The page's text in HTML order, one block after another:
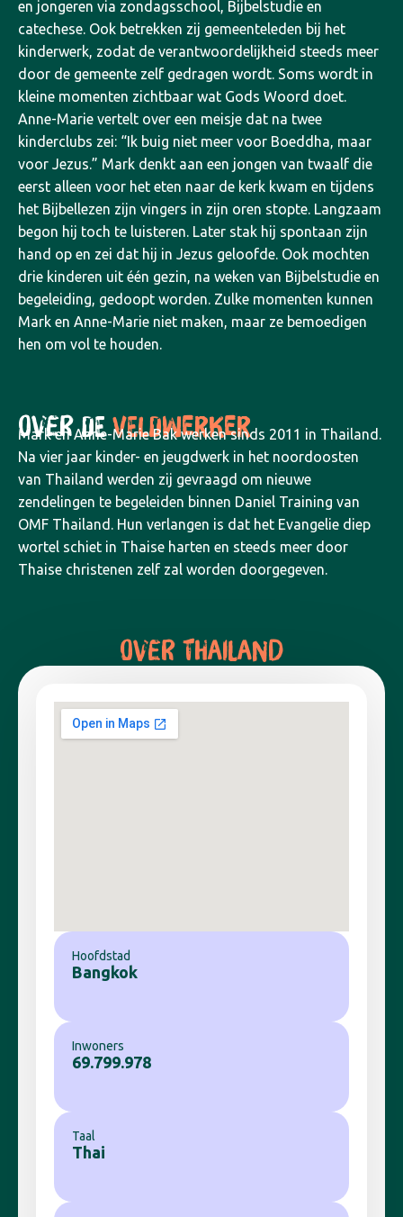
en jongeren via zondagsschool, Bijbelstudie en
catechese. Ook betrekken zij gemeenteleden bij het
kinderwerk, zodat de verantwoordelijkheid steeds meer
door de gemeente zelf gedragen wordt. Soms wordt in
kleine momenten zichtbaar wat Gods Woord doet.
Anne-Marie vertelt over een meisje dat na twee
kinderclubs zei: “Ik buig niet meer voor Boeddha, maar
voor Jezus.” Mark denkt aan een jongen van twaalf die
eerst alleen voor het eten naar de kerk kwam en tijdens
het Bijbellezen zijn vingers in zijn oren stopte. Langzaam
begon hij toch te luisteren. Later stak hij spontaan zijn
hand op en zei dat hij in Jezus geloofde. Ook mochten
drie kinderen uit één gezin, na weken van Bijbelstudie en
begeleiding, gedoopt worden. Zulke momenten kunnen
Mark en Anne-Marie niet maken, maar ze bemoedigen
hen om vol te houden.
OVER DEVELDWERKER
Mark en Anne-Marie Bak werken sinds 2011 in Thailand.
Na vier jaar kinder- en jeugdwerk in het noordoosten
van Thailand werden zij gevraagd om nieuwe
zendelingen te begeleiden binnen Daniel Training van
OMF Thailand. Hun verlangen is dat het Evangelie diep
wortel schiet in Thaise harten en steeds meer door
Thaise christenen zelf zal worden doorgegeven.
OVER THAILAND
Hoofdstad
Bangkok
Inwoners
69.799.978
Taal
Thai